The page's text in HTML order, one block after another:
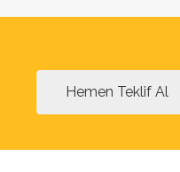
Hemen Teklif Al